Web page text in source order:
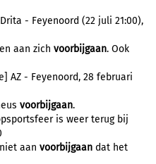
- Feyenoord (22 juli 21:00),
aan zich voorbijgaan. Ook
AZ - Feyenoord, 28 februari
voorbijgaan.
is weer terug bij
aan voorbijgaan dat het